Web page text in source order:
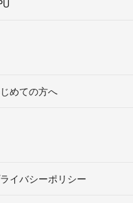
めての方へ
イバシーポリシー